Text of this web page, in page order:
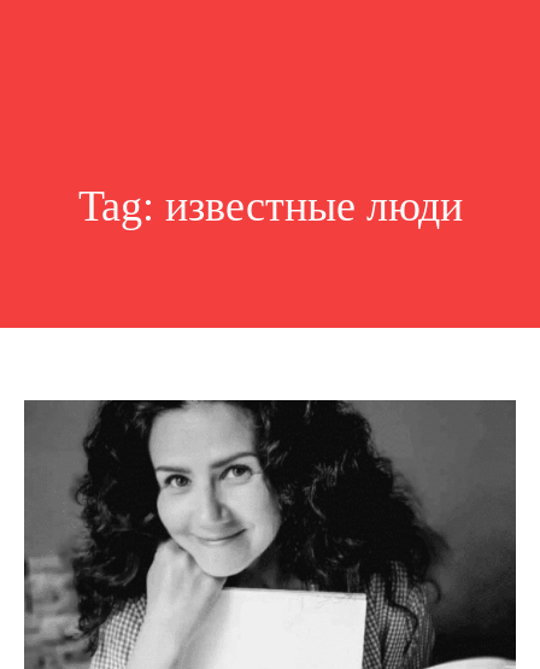
Tag: известные люди